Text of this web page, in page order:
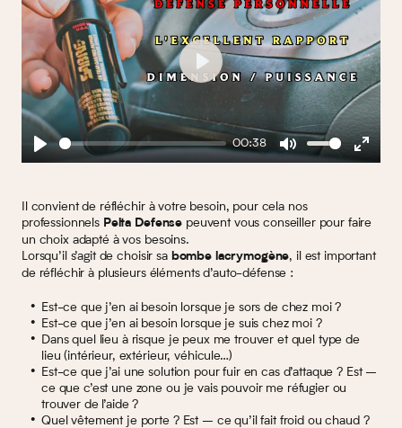
00:38
Play
Il convient de réfléchir à votre besoin, pour cela nos
professionnels Pelta Defense peuvent vous conseiller pour faire
un choix adapté à vos besoins.
Lorsqu’il s’agit de choisir sa bombe lacrymogène, il est important
de réfléchir à plusieurs éléments d’auto-défense :
Est-ce que j’en ai besoin lorsque je sors de chez moi ?
Est-ce que j’en ai besoin lorsque je suis chez moi ?
Dans quel lieu à risque je peux me trouver et quel type de
lieu (intérieur, extérieur, véhicule…)
Est-ce que j’ai une solution pour fuir en cas d’attaque ? Est –
ce que c’est une zone ou je vais pouvoir me réfugier ou
trouver de l’aide ?
Quel vêtement je porte ? Est – ce qu’il fait froid ou chaud ?